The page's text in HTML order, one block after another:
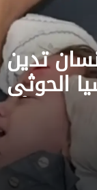
الحوثي
في